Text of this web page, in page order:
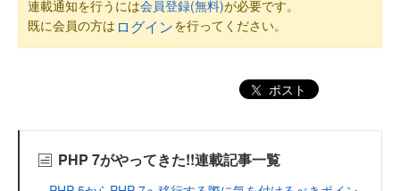
連載通知を行うには会員登録(無料)が必要です。
既に会員の方は ログインを行ってください。
ポスト
PHP 7がやってきた!!連載記事一覧